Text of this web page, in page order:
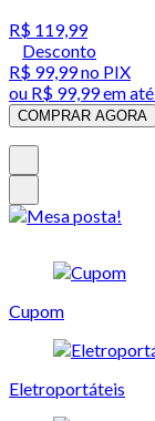
R$ 119,99
Desconto
R$ 99,99no PIX
ou R$ 99,99em até
COMPRAR AGORA
Cupom
Eletroportáteis